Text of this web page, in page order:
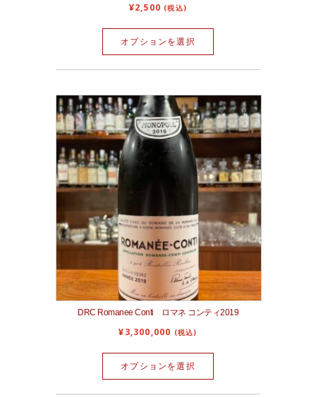
¥2,500 (税込)
オプションを選択
DRC Romanee Conti ロマネ コンティ2019
¥3,300,000 (税込)
オプションを選択